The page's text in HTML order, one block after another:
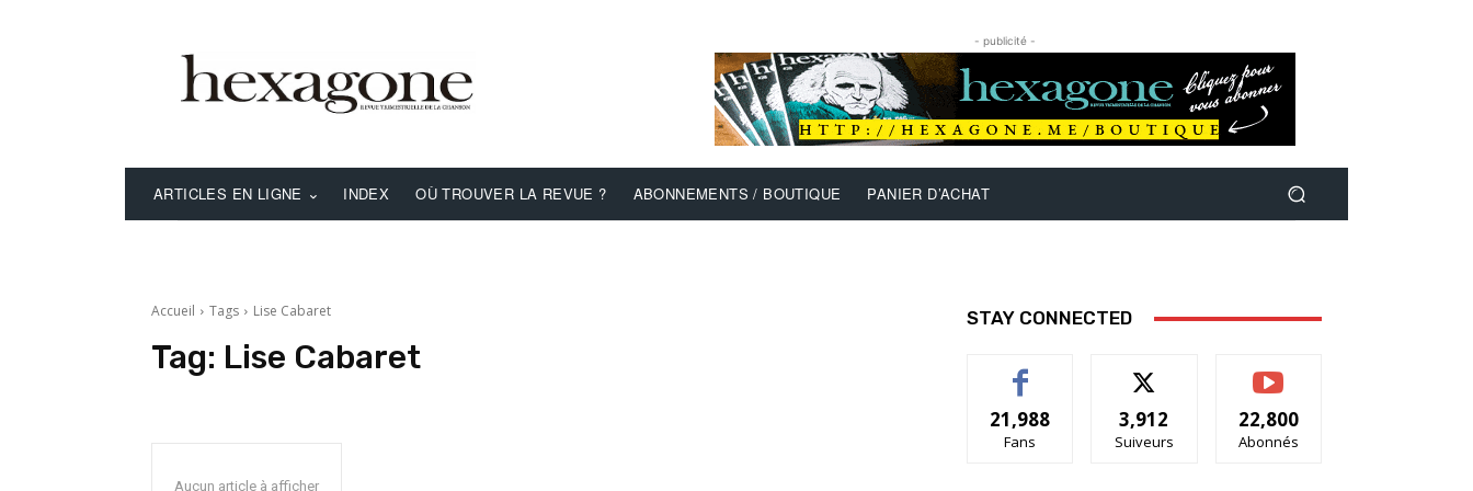
- publicité -
ARTICLES EN LIGNE INDEX OÙ TROUVER LA REVUE ? ABONNEMENTS / BOUTIQUE PANIER D’ACHAT
Accueil Tags Lise Cabaret
Tag: Lise Cabaret
Aucun article à afficher
STAY CONNECTED
21,988
Fans
3,912
Suiveurs
22,800
Abonnés